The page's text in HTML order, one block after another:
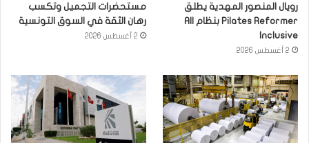
رويال المنصور المهدية يطلق
Pilates Reformer بنظام All
Inclusive
2 أغسطس 2026
مستحضرات التجميل وتكسب
رهان الثقة في السوق التونسية
2 أغسطس 2026